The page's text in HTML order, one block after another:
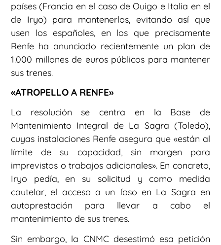
países (Francia en el caso de Ouigo e Italia en el
de Iryo) para mantenerlos, evitando así que
usen los españoles, en los que precisamente
Renfe ha anunciado recientemente un plan de
1.000 millones de euros públicos para mantener
sus trenes.
«ATROPELLO A RENFE»
La resolución se centra en la Base de
Mantenimiento Integral de La Sagra (Toledo),
cuyas instalaciones Renfe asegura que «están al
límite de su capacidad, sin margen para
imprevistos o trabajos adicionales». En concreto,
Iryo pedía, en su solicitud y como medida
cautelar, el acceso a un foso en La Sagra en
autoprestación para llevar a cabo el
mantenimiento de sus trenes.
Sin embargo, la CNMC desestimó esa petición